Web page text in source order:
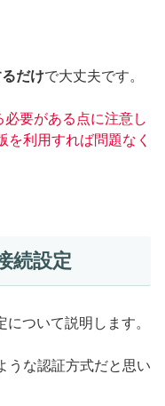
だけで大丈夫です。
要がある点に注意し
利用すれば問題なく
続設定
について説明します。
うな認証方式だと思い